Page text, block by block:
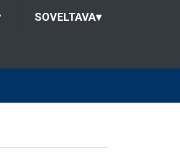
SOVELTAVA▾